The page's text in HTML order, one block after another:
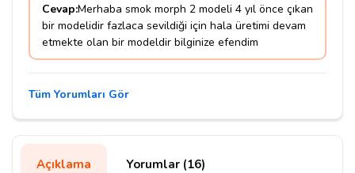
Cevap:Merhaba smok morph 2 modeli 4 yıl önce çıkan
bir modelidir fazlaca sevildiği için hala üretimi devam
etmekte olan bir modeldir bilginize efendim
Tüm Yorumları Gör
Açıklama Yorumlar (16)